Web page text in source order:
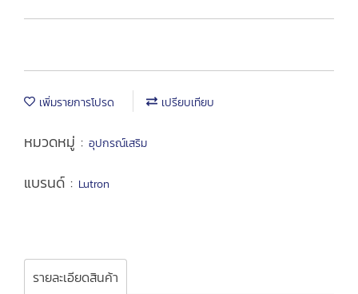
เพิ่มรายการโปรด เปรียบเทียบ
หมวดหมู่ : อุปกรณ์เสริม
แบรนด์ : Lutron
รายละเอียดสินค้า